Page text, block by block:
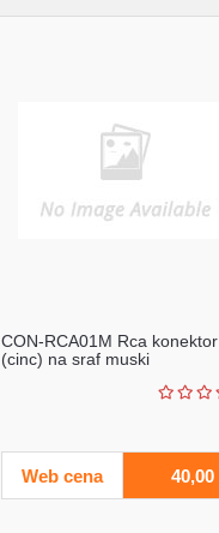
CON-RCA01M Rca konektor
(cinc) na sraf muski
Web cena 40,00